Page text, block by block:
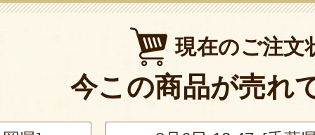
現在のご注文
今この商品が売れ